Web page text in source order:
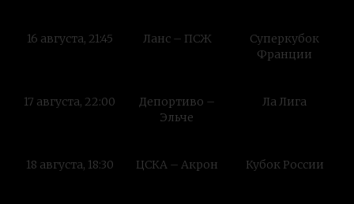
16 августа, 21:45 Ланс – ПСЖ
Суперкубок
Франции
17 августа, 22:00
Депортиво –
Эльче
Ла Лига
18 августа, 18:30 ЦСКА – Акрон Кубок России